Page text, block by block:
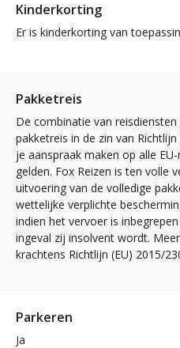
Kinderkorting
Er is kinderkorting van
Pakketreis
De combinatie van
pakketreis in de zin van
je aanspraak maken op alle
gelden. Fox Reizen is ten volle
uitvoering van de volledige
wettelijke verplichte
indien het vervoer is
ingeval zij insolvent wordt.
krachtens Richtlijn (EU) 2015/
Parkeren
Ja